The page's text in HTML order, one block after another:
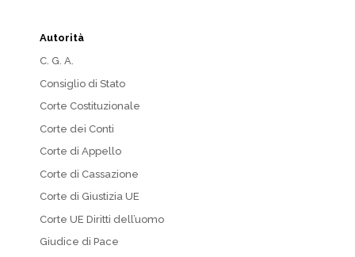
Autorità
C. G. A.
Consiglio di Stato
Corte Costituzionale
Corte dei Conti
Corte di Appello
Corte di Cassazione
Corte di Giustizia UE
Corte UE Diritti dell’uomo
Giudice di Pace